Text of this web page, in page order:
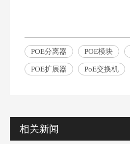
POE分离器 POE模块
POE扩展器 PoE交换机
相关新闻